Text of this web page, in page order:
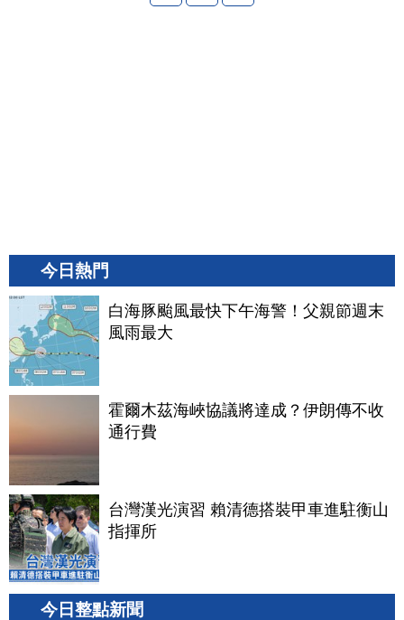
今日熱門
白海豚颱風最快下午海警！父親節週末
風雨最大
霍爾木茲海峽協議將達成？伊朗傳不收
通行費
台灣漢光演習 賴清德搭裝甲車進駐衡山
指揮所
今日整點新聞